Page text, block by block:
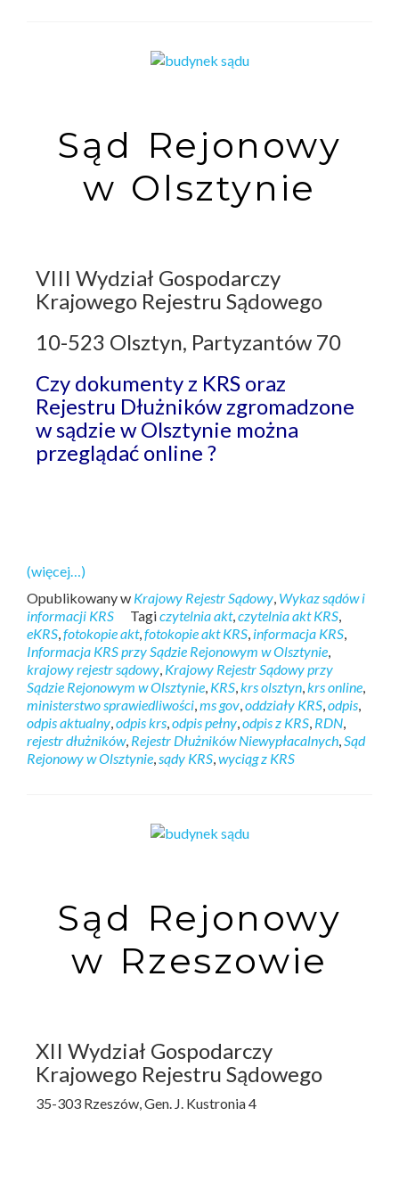
Sąd Rejonowy
w Olsztynie
VIII Wydział Gospodarczy
Krajowego Rejestru Sądowego
10-523 Olsztyn, Partyzantów 70
Czy dokumenty z KRS oraz
Rejestru Dłużników zgromadzone
w sądzie w Olsztynie można
przeglądać online ?
(więcej…)
Opublikowany w Krajowy Rejestr Sądowy, Wykaz sądów i
informacji KRS
Tagiczytelnia akt,czytelnia akt KRS,
eKRS,fotokopie akt,fotokopie akt KRS, informacja KRS,
Informacja KRS przy Sądzie Rejonowym w Olsztynie,
krajowy rejestr sądowy, Krajowy Rejestr Sądowy przy
Sądzie Rejonowym w Olsztynie, KRS,krs olsztyn,krs online,
ministerstwo sprawiedliwości,ms gov,oddziały KRS,odpis,
odpis aktualny,odpis krs,odpis pełny,odpis z KRS, RDN,
rejestr dłużników, Rejestr Dłużników Niewypłacalnych,Sąd
Rejonowy w Olsztynie,sądy KRS,wyciąg z KRS
Sąd Rejonowy
w Rzeszowie
XII Wydział Gospodarczy
Krajowego Rejestru Sądowego
35-303 Rzeszów, Gen. J. Kustronia 4